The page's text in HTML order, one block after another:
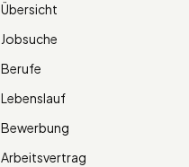
Übersicht
Jobsuche
Berufe
Lebenslauf
Bewerbung
Arbeitsvertrag